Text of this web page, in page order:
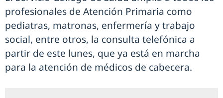
profesionales de Atención Primaria como
pediatras, matronas, enfermería y trabajo
social, entre otros, la consulta telefónica a
partir de este lunes, que ya está en marcha
para la atención de médicos de cabecera.